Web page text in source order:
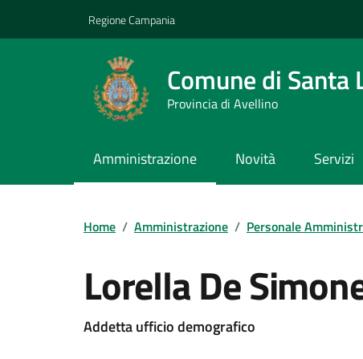
Regione Campania
Comune di Santa
Provincia di Avellino
Amministrazione Novità Servizi
Home / Amministrazione / Personale
Lorella De
Addetta ufficio demografico